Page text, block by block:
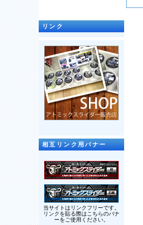
リンク
相互リンク用バナー
当サイトはリンクフリーです。
リンクを貼る際はこちらのバナ
ーをご使用ください。